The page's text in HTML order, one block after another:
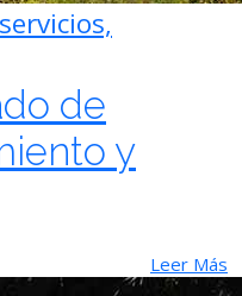
de
y
Leer Más